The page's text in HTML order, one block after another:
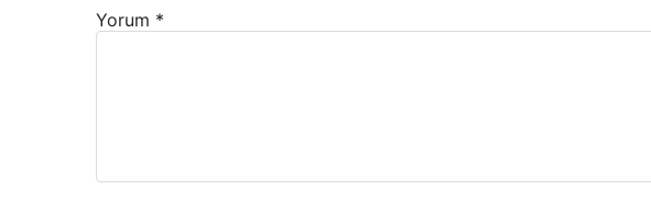
Yorum *